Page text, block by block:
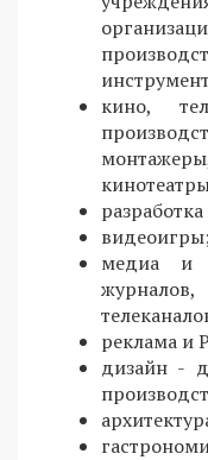
кино,
медиа и
реклама и
дизайн -